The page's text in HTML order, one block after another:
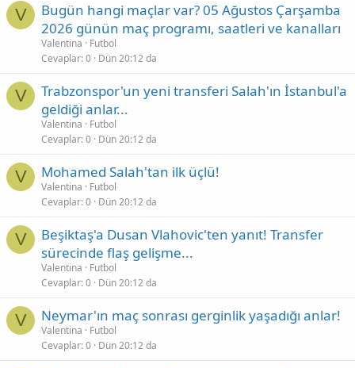
V
Bugün hangi maçlar var? 05 Ağustos Çarşamba
2026 günün maç programı, saatleri ve kanalları
Valentina
Futbol
Cevaplar 0 Dün 20:12 da
V
Trabzonspor'un yeni transferi Salah'ın İstanbul'a
geldiği anlar...
Valentina
Futbol
Cevaplar 0 Dün 20:12 da
V Mohamed Salah'tan ilk üçlü!
Valentina
Futbol
Cevaplar 0 Dün 20:12 da
V
Beşiktaş'a Dusan Vlahovic'ten yanıt! Transfer
sürecinde flaş gelişme...
Valentina
Futbol
Cevaplar 0 Dün 20:12 da
V Neymar'ın maç sonrası gerginlik yaşadığı anlar!
Valentina
Futbol
Cevaplar 0 Dün 20:12 da